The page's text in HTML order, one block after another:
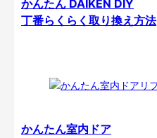
かんたん DAIKEN DIY
丁番らくらく取り換え方法
かんたん室内ドア